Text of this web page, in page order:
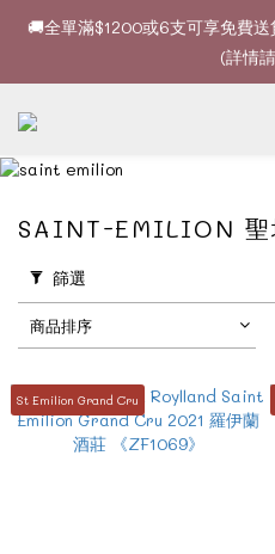
🚚全單滿$1200或6支可享免費
(詳情
🚚全單滿$1200或6支可享免費
(詳情
🍷酒款、優惠經常更新，請時
(詳情
SAINT-EMILION 聖
篩選
商品排序
St Emilion Grand Cru